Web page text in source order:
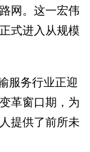
网。这一宏伟
式进入从规模
服务行业正迎
革窗口期，为
提供了前所未